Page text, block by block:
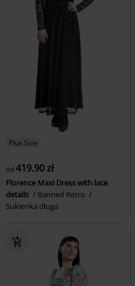
Plus Size
od 419.90 zł
Florence Maxi Dress with lace
details
Banned Retro
Sukienka długa